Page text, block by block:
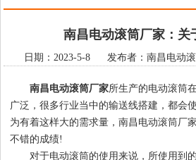
南昌电动滚筒厂家：关
日期：2023-5-8 发布者：南昌电动
南昌电动滚筒厂家所生产的电动滚筒
广泛，很多行业当中的输送线搭建，都会
为有着这样大的需求量，南昌电动滚筒厂
不错的成绩!
对于电动滚筒的使用来说，所使用到